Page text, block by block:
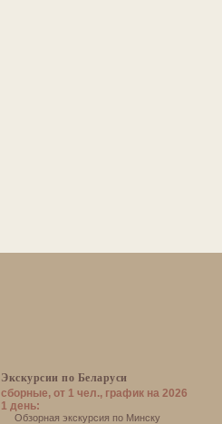
Экскурсии по Беларуси
сборные, от 1 чел., график на 2026
1 день:
Обзорная экскурсия по Минску